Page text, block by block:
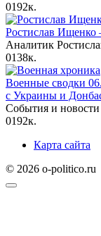
0192к.
Ростислав Ищенко
Аналитик
0138к.
Военные сводки
с Украины и
События и
0192к.
Карта сайта
© 2026 o-politico.ru